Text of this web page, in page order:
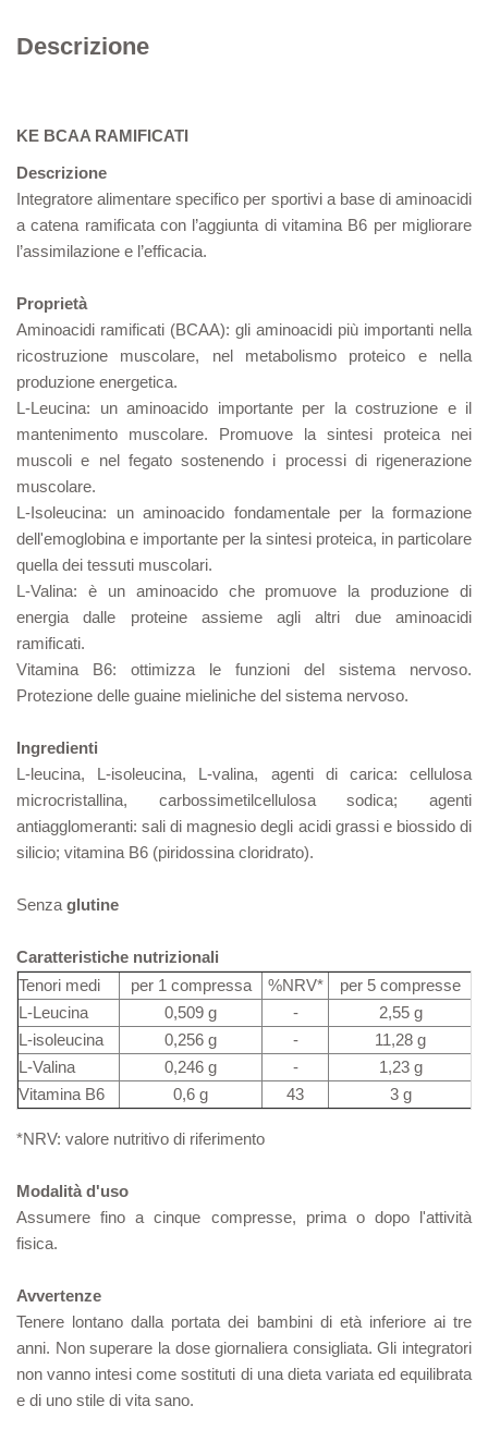
Descrizione
KE BCAA RAMIFICATI
Descrizione
Integratore alimentare specifico per sportivi a base di aminoacidi
a catena ramificata con l’aggiunta di vitamina B6 per migliorare
l’assimilazione e l’efficacia.
Proprietà
Aminoacidi ramificati (BCAA): gli aminoacidi più importanti nella
ricostruzione muscolare, nel metabolismo proteico e nella
produzione energetica.
L-Leucina: un aminoacido importante per la costruzione e il
mantenimento muscolare. Promuove la sintesi proteica nei
muscoli e nel fegato sostenendo i processi di rigenerazione
muscolare.
L-Isoleucina: un aminoacido fondamentale per la formazione
dell'emoglobina e importante per la sintesi proteica, in particolare
quella dei tessuti muscolari.
L-Valina: è un aminoacido che promuove la produzione di
energia dalle proteine assieme agli altri due aminoacidi
ramificati.
Vitamina B6: ottimizza le funzioni del sistema nervoso.
Protezione delle guaine mieliniche del sistema nervoso.
Ingredienti
L-leucina, L-isoleucina, L-valina, agenti di carica: cellulosa
microcristallina, carbossimetilcellulosa sodica; agenti
antiagglomeranti: sali di magnesio degli acidi grassi e biossido di
silicio; vitamina B6 (piridossina cloridrato).
Senza glutine
Caratteristiche nutrizionali
Tenori medi
per 1 compressa %NRV* per 5 compresse
L-Leucina
0,509 g -
2,55 g
L-isoleucina
0,256 g -
11,28 g
L-Valina
0,246 g -
1,23 g
Vitamina B6
0,6 g 43 3 g
*NRV: valore nutritivo di riferimento
Modalità d'uso
Assumere fino a cinque compresse, prima o dopo l'attività
fisica.
Avvertenze
Tenere lontano dalla portata dei bambini di età inferiore ai tre
anni. Non superare la dose giornaliera consigliata. Gli integratori
non vanno intesi come sostituti di una dieta variata ed equilibrata
e di uno stile di vita sano.